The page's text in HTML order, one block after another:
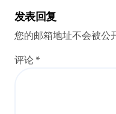
发表回复
您的邮箱地址不会被公
评论 *